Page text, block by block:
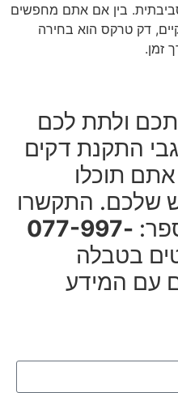
סביבתית. בין אם אתם מחפשים
דק טרקס הוא בחירה
זמן.
ולתת לכם
התקנת דקים
תוכלו
שלכם. התקשרו
077-997-
בטבלה
עם המידע